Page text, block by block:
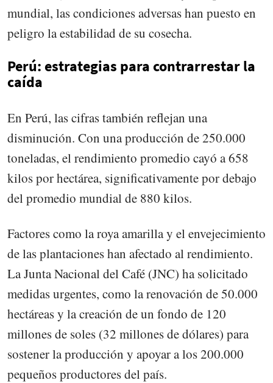
mundial, las condiciones adversas han puesto en
peligro la estabilidad de su cosecha.
Perú: estrategias para contrarrestar la
caída
En Perú, las cifras también reflejan una
disminución. Con una producción de 250.000
toneladas, el rendimiento promedio cayó a 658
kilos por hectárea, significativamente por debajo
del promedio mundial de 880 kilos.
Factores como la roya amarilla y el envejecimiento
de las plantaciones han afectado al rendimiento.
La Junta Nacional del Café (JNC) ha solicitado
medidas urgentes, como la renovación de 50.000
hectáreas y la creación de un fondo de 120
millones de soles (32 millones de dólares) para
sostener la producción y apoyar a los 200.000
pequeños productores del país.